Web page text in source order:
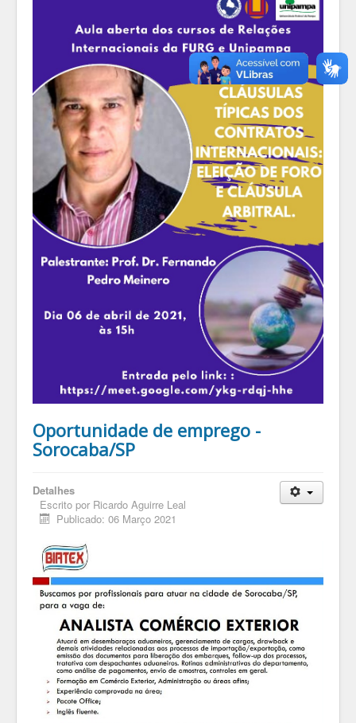
Oportunidade de emprego -
Sorocaba/SP
Detalhes
Escrito por Ricardo Aguirre Leal
Publicado: 06 Março 2021